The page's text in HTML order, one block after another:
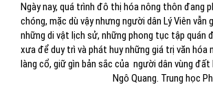
Ngày nay, quá trình đô thị hóa nông thôn đang
chóng, mặc dù vậy nhưng người dân Lý Viên vẫn
những di vật lịch sử, những phong tục tập quán
xưa để duy trì và phát huy những giá trị văn hóa
làng cổ, giữ gìn bản sắc của người dân vùng đất
Ngô Quang. Trung học